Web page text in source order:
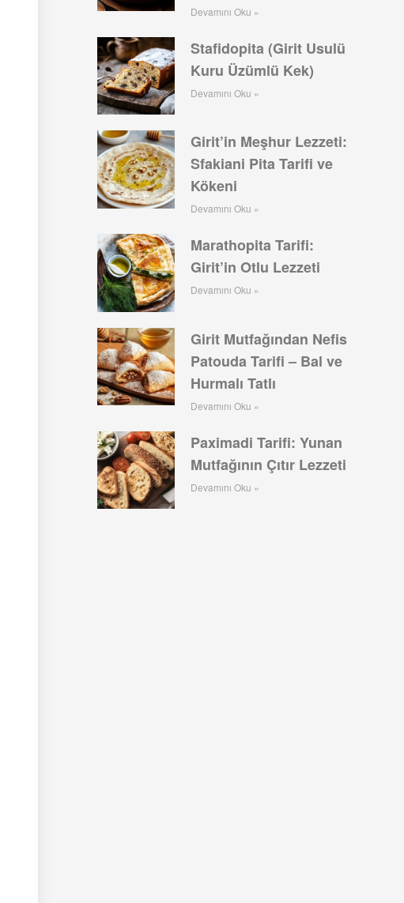
Devamını Oku »
Stafidopita (Girit Usulü
Kuru Üzümlü Kek)
Devamını Oku »
Girit’in Meşhur Lezzeti:
Sfakiani Pita Tarifi ve
Kökeni
Devamını Oku »
Marathopita Tarifi:
Girit’in Otlu Lezzeti
Devamını Oku »
Girit Mutfağından Nefis
Patouda Tarifi – Bal ve
Hurmalı Tatlı
Devamını Oku »
Paximadi Tarifi: Yunan
Mutfağının Çıtır Lezzeti
Devamını Oku »